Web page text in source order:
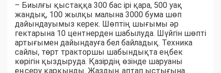
– Биылғы қыстаққа 300 бас ірі қара, 500 уақ
жандық, 100 жылқы малына 3000 бума шөп
дайындауымыз керек. Шөптің шығымы әр
гектарына 10 центнерден шабылуда. Шүйгін шөпті
артығымен дайындауға бел байладық. Техника
сайлы, төрт тракторшы шабындықта еңбек
көрігін қыздыруда. Қазірдің өзінде шаруаны
еңсеру қарқынды. Жаздың аптап ыстығына